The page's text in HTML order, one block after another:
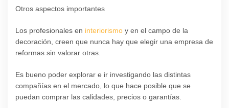
Otros aspectos importantes
Los profesionales en interiorismo y en el campo de la
decoración, creen que nunca hay que elegir una empresa de
reformas sin valorar otras.
Es bueno poder explorar e ir investigando las distintas
compañías en el mercado, lo que hace posible que se
puedan comprar las calidades, precios o garantías.